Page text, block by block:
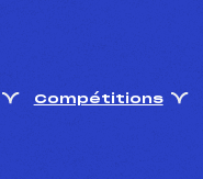
Compétitions